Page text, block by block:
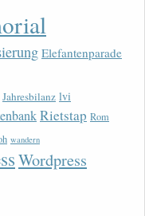
Elefantenparade
Jahresbilanz lvi
Rietstap Rom
wandern
Wordpress